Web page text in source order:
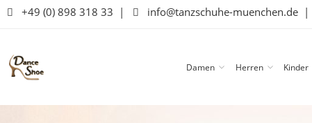
+49 (0) 898 318 33 | info@tanzschuhe-muenchen.de |
Damen Herren Kinder